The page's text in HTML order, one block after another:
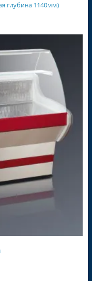
глубина 1140мм)